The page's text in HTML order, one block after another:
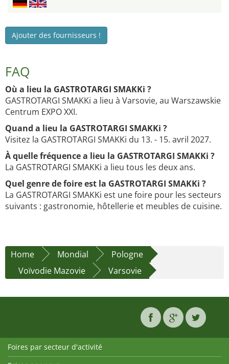
Ajouter des fournisseurs !
FAQ
Où a lieu la GASTROTARGI SMAKKi ?
GASTROTARGI SMAKKi a lieu à Varsovie, au Warszawskie
Centrum EXPO XXI.
Quand a lieu la GASTROTARGI SMAKKi ?
Visitez la GASTROTARGI SMAKKi du 13. - 15. avril 2027.
À quelle fréquence a lieu la GASTROTARGI SMAKKi ?
La GASTROTARGI SMAKKi a lieu tous les deux ans.
Quel genre de foire est la GASTROTARGI SMAKKi ?
La GASTROTARGI SMAKKi est une foire pour les secteurs
suivants : gastronomie, hôtellerie et meubles de cuisine.
Home Mondial
Pologne
Voïvodie Mazovie
Varsovie
Foires par secteur d'activité